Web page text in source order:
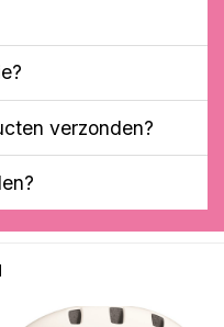
verzonden?